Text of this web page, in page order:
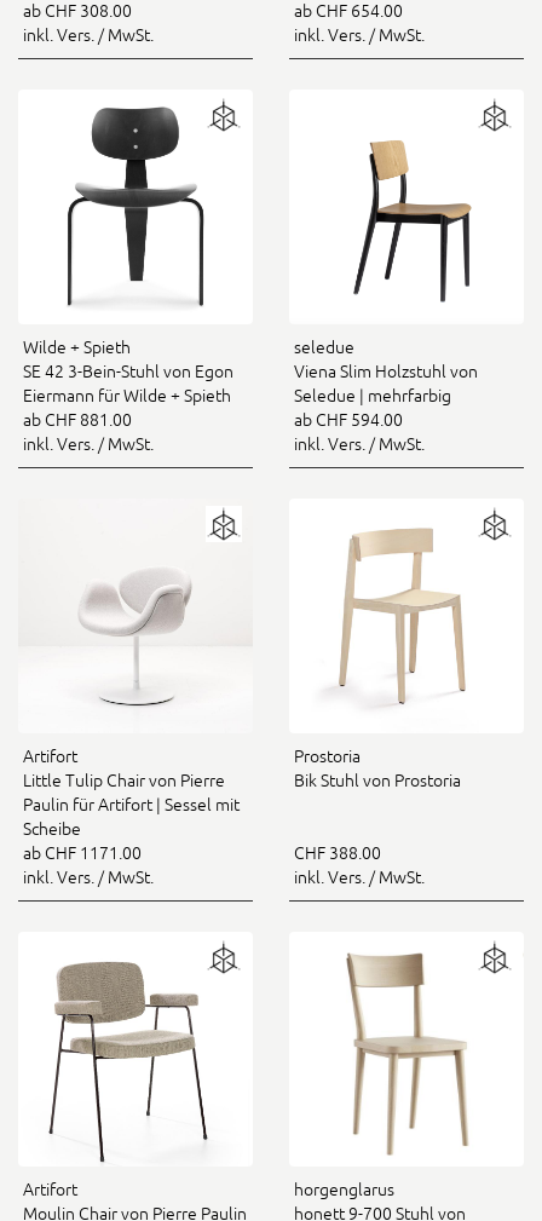
ab CHF 308.00
inkl. Vers. / MwSt.
ab CHF 654.00
inkl. Vers. / MwSt.
Wilde + Spieth
SE 42 3-Bein-Stuhl von Egon
Eiermann für Wilde + Spieth
ab CHF 881.00
inkl. Vers. / MwSt.
seledue
Viena Slim Holzstuhl von
Seledue | mehrfarbig
ab CHF 594.00
inkl. Vers. / MwSt.
Artifort
Little Tulip Chair von Pierre
Paulin für Artifort | Sessel mit
Scheibe
ab CHF 1171.00
inkl. Vers. / MwSt.
Prostoria
Bik Stuhl von Prostoria
CHF 388.00
inkl. Vers. / MwSt.
Artifort
Moulin Chair von Pierre Paulin
horgenglarus
honett 9-700 Stuhl von